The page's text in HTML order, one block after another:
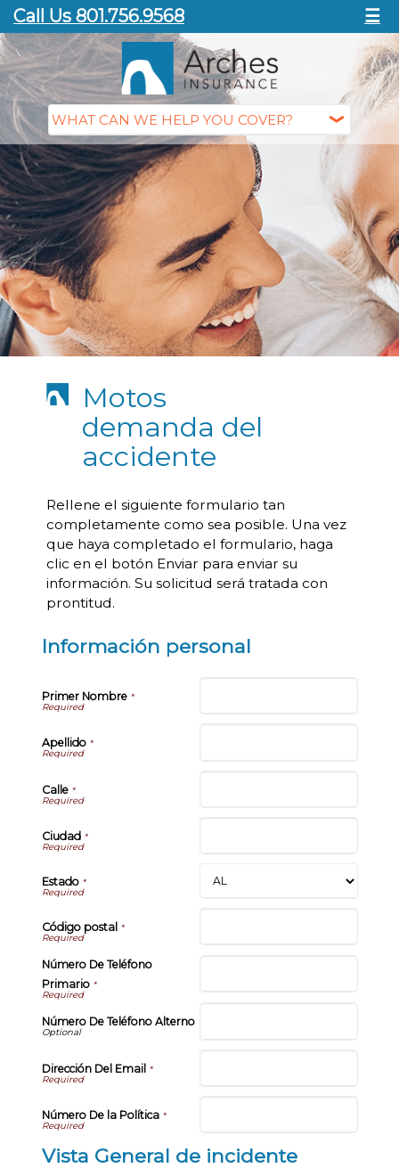
Call Us 801.756.9568 ☰
Motos
demanda del
accidente
Rellene el siguiente formulario tan
completamente como sea posible. Una vez
que haya completado el formulario, haga
clic en el botón Enviar para enviar su
información. Su solicitud será tratada con
prontitud.
Información personal
Primer Nombre *
Apellido*
Calle*
Ciudad*
Estado*
Código postal *
Número De Teléfono
Primario*
Número De Teléfono Alterno
Dirección Del Email *
Número De la Política*
Vista General de incidente